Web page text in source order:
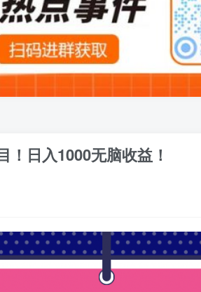
日入1000无脑收益！